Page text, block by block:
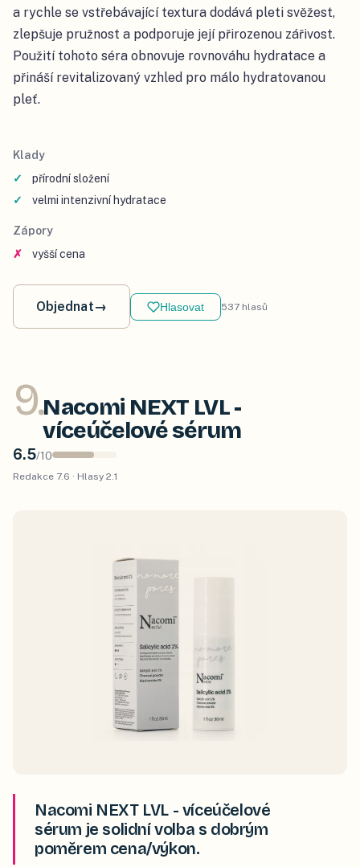
a rychle se vstřebávající textura dodává pleti svěžest,
zlepšuje pružnost a podporuje její přirozenou zářivost.
Použití tohoto séra obnovuje rovnováhu hydratace a
přináší revitalizovaný vzhled pro málo hydratovanou
pleť.
Klady
přírodní složení
velmi intenzivní hydratace
Zápory
vyšší cena
Objednat→ Hlasovat 537 hlasů
9.Nacomi NEXT LVL -
víceúčelové sérum
6.5/10
Redakce 7.6 · Hlasy 2.1
Nacomi NEXT LVL - víceúčelové
sérum je solidní volba s dobrým
poměrem cena/výkon.